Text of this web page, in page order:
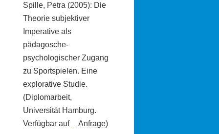
Spille, Petra (2005): Die
Theorie subjektiver
Imperative als
pädagosche-
psychologischer Zugang
zu Sportspielen. Eine
explorative Studie.
(Diplomarbeit,
Universität Hamburg.
Verfügbar auf
Anfrage)